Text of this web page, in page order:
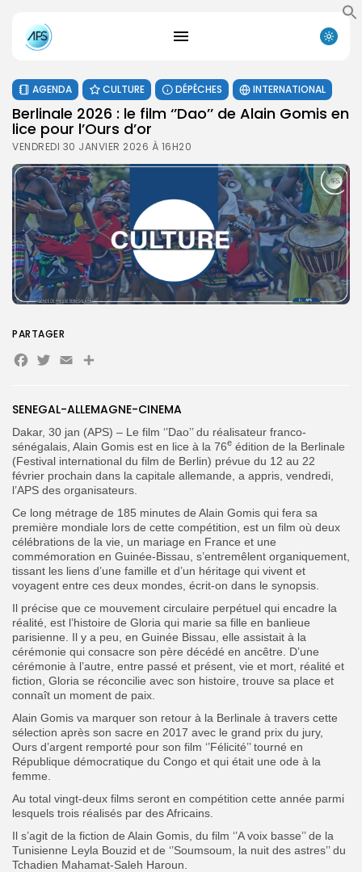
for:
FR
AGENDA CULTURE DÉPÊCHES INTERNATIONAL
Berlinale 2026 : le film ‘’Dao’’ de Alain Gomis en
lice pour l’Ours d’or
VENDREDI 30 JANVIER 2026 À 16H20
SENEGAL-ALLEMAGNE-CINEMA
Dakar, 30 jan (APS) – Le film ‘’Dao’’ du réalisateur franco-
sénégalais, Alain Gomis est en lice à la 76e édition de la Berlinale
(Festival international du film de Berlin) prévue du 12 au 22
février prochain dans la capitale allemande, a appris, vendredi,
l’APS des organisateurs.
Ce long métrage de 185 minutes de Alain Gomis qui fera sa
première mondiale lors de cette compétition, est un film où deux
célébrations de la vie, un mariage en France et une
commémoration en Guinée-Bissau, s’entremêlent organiquement,
tissant les liens d’une famille et d’un héritage qui vivent et
voyagent entre ces deux mondes, écrit-on dans le synopsis.
Il précise que ce mouvement circulaire perpétuel qui encadre la
réalité, est l’histoire de Gloria qui marie sa fille en banlieue
parisienne. Il y a peu, en Guinée Bissau, elle assistait à la
cérémonie qui consacre son père décédé en ancêtre. D’une
cérémonie à l’autre, entre passé et présent, vie et mort, réalité et
fiction, Gloria se réconcilie avec son histoire, trouve sa place et
connaît un moment de paix.
Alain Gomis va marquer son retour à la Berlinale à travers cette
sélection après son sacre en 2017 avec le grand prix du jury,
Ours d’argent remporté pour son film ‘’Félicité’’ tourné en
République démocratique du Congo et qui était une ode à la
femme.
Au total vingt-deux films seront en compétition cette année parmi
lesquels trois réalisés par des Africains.
Il s’agit de la fiction de Alain Gomis, du film ‘’A voix basse’’ de la
Tunisienne Leyla Bouzid et de ‘’Soumsoum, la nuit des astres’’ du
Tchadien Mahamat-Saleh Haroun.
PARTAGER
Facebook
Twitter
EmailPartager